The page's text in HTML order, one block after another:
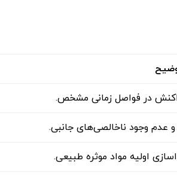
در فواصل زمانی مشخص.
و عدم وجود ناخالصی‌های جانبی.
اولیه مواد موثره طبیعی.